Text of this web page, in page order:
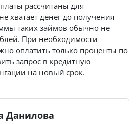
рассчитаны для
хватает денег до получения
таких займов обычно не
При необходимости
оплатить только проценты по
запрос в кредитную
на новый срок.
Данилова